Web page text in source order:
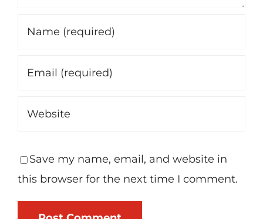
Save my name, email, and website in
this browser for the next time I comment.